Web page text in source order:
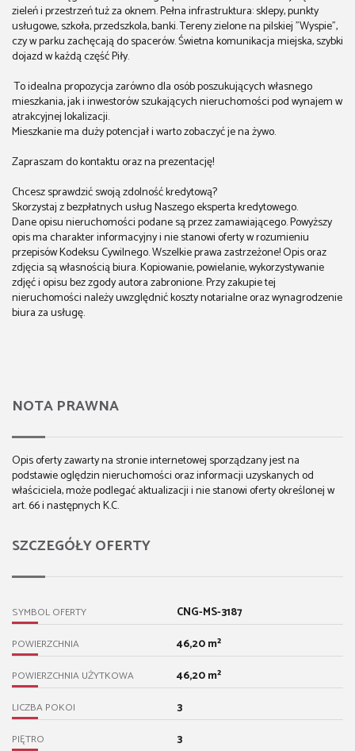
zieleń i przestrzeń tuż za oknem. Pełna infrastruktura: sklepy, punkty
usługowe, szkoła, przedszkola, banki. Tereny zielone na pilskiej "Wyspie",
czy w parku zachęcają do spacerów. Świetna komunikacja miejska, szybki
dojazd w każdą część Piły.
To idealna propozycja zarówno dla osób poszukujących własnego
mieszkania, jak i inwestorów szukających nieruchomości pod wynajem w
atrakcyjnej lokalizacji.
Mieszkanie ma duży potencjał i warto zobaczyć je na żywo.
Zapraszam do kontaktu oraz na prezentację!
Chcesz sprawdzić swoją zdolność kredytową?
Skorzystaj z bezpłatnych usług Naszego eksperta kredytowego.
Dane opisu nieruchomości podane są przez zamawiającego. Powyższy
opis ma charakter informacyjny i nie stanowi oferty w rozumieniu
przepisów Kodeksu Cywilnego. Wszelkie prawa zastrzeżone! Opis oraz
zdjęcia są własnością biura. Kopiowanie, powielanie, wykorzystywanie
zdjęć i opisu bez zgody autora zabronione. Przy zakupie tej
nieruchomości należy uwzględnić koszty notarialne oraz wynagrodzenie
biura za usługę.
NOTA PRAWNA
Opis oferty zawarty na stronie internetowej sporządzany jest na
podstawie oględzin nieruchomości oraz informacji uzyskanych od
właściciela, może podlegać aktualizacji i nie stanowi oferty określonej w
art. 66 i następnych K.C.
SZCZEGÓŁY OFERTY
SYMBOL OFERTY CNG-MS-3187
POWIERZCHNIA 46,20 m²
POWIERZCHNIA UŻYTKOWA 46,20 m²
LICZBA POKOI 3
PIĘTRO 3